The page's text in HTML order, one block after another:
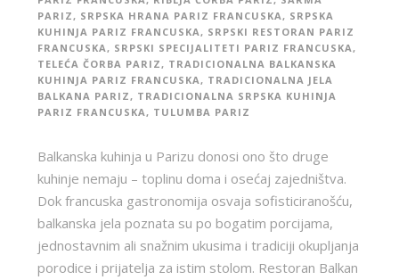
PARIZ, SRPSKA HRANA PARIZ FRANCUSKA, SRPSKA
KUHINJA PARIZ FRANCUSKA, SRPSKI RESTORAN PARIZ
FRANCUSKA, SRPSKI SPECIJALITETI PARIZ FRANCUSKA,
TELEĆA ČORBA PARIZ, TRADICIONALNA BALKANSKA
KUHINJA PARIZ FRANCUSKA, TRADICIONALNA JELA
BALKANA PARIZ, TRADICIONALNA SRPSKA KUHINJA
PARIZ FRANCUSKA, TULUMBA PARIZ
Balkanska kuhinja u Parizu donosi ono što druge
kuhinje nemaju – toplinu doma i osećaj zajedništva.
Dok francuska gastronomija osvaja sofisticiranošću,
balkanska jela poznata su po bogatim porcijama,
jednostavnim ali snažnim ukusima i tradiciji okupljanja
porodice i prijatelja za istim stolom. Restoran Balkan